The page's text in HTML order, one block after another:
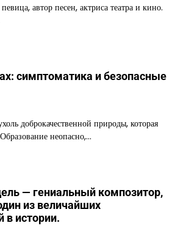
автор песен, актриса театра и кино.
симптоматика и безопасные
доброкачественной природы, которая
неопасно,…
— гениальный композитор,
из величайших
в истории.